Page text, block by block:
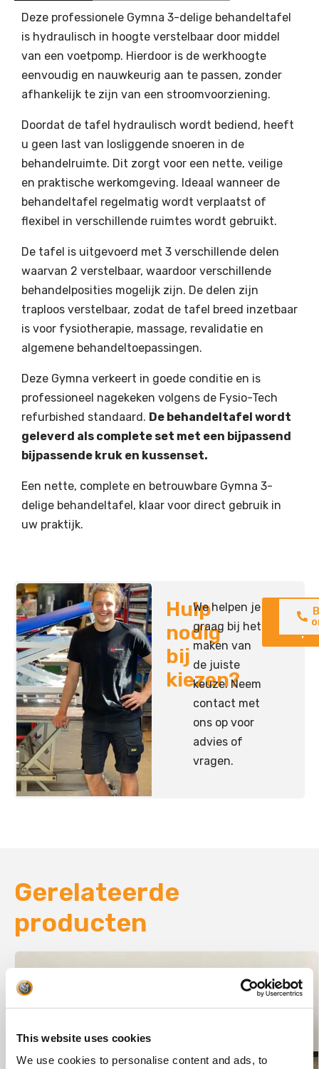
This website uses cookies
We use cookies to personalise content and ads, to
Deze professionele Gymna 3-delige behandeltafel
is hydraulisch in hoogte verstelbaar door middel
van een voetpomp. Hierdoor is de werkhoogte
eenvoudig en nauwkeurig aan te passen, zonder
afhankelijk te zijn van een stroomvoorziening.
Doordat de tafel hydraulisch wordt bediend, heeft
u geen last van losliggende snoeren in de
behandelruimte. Dit zorgt voor een nette, veilige
en praktische werkomgeving. Ideaal wanneer de
behandeltafel regelmatig wordt verplaatst of
flexibel in verschillende ruimtes wordt gebruikt.
De tafel is uitgevoerd met 3 verschillende delen
waarvan 2 verstelbaar, waardoor verschillende
behandelposities mogelijk zijn. De delen zijn
traploos verstelbaar, zodat de tafel breed inzetbaar
is voor fysiotherapie, massage, revalidatie en
algemene behandeltoepassingen.
Deze Gymna verkeert in goede conditie en is
professioneel nagekeken volgens de Fysio-Tech
refurbished standaard. De behandeltafel wordt
geleverd als complete set met een bijpassend
bijpassende kruk en kussenset.
Een nette, complete en betrouwbare Gymna 3-
delige behandeltafel, klaar voor direct gebruik in
uw praktijk.
Hulp
nodig
bij
kiezen?
We helpen je
graag bij het
maken van
de juiste
keuze. Neem
contact met
ons op voor
advies of
vragen.
Neem
op
Gerelateerde
producten